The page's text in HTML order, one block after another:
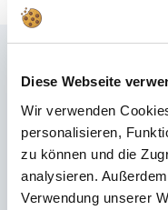
Diese Webseite
Wir verwenden
personalisieren,
zu können und die
analysieren.
Verwendung unserer
Du hast im FAQ nicht die
über unsere Produkte
und Tat zur Seite – schnell,
Details, Ersatzteile oder